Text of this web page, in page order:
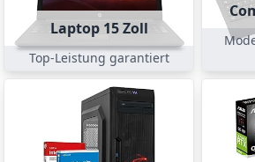
Laptop 15 Zoll
Top-Leistung garantiert